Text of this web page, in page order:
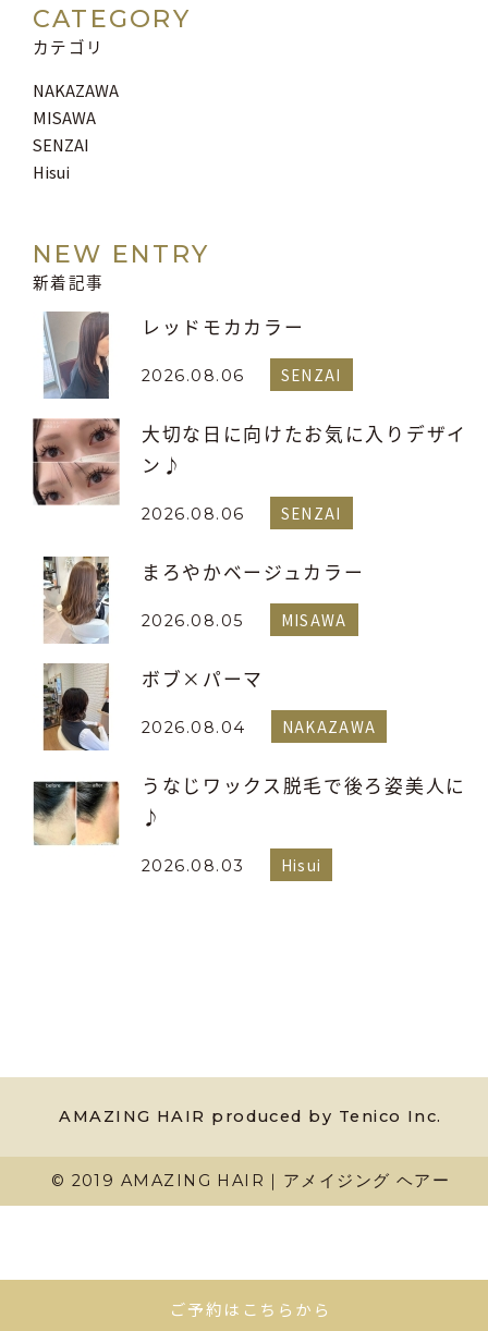
CATEGORY
カテゴリ
NAKAZAWA
MISAWA
SENZAI
Hisui
NEW ENTRY
新着記事
レッドモカカラー
2026.08.06 SENZAI
大切な日に向けたお気に入りデザイ
ン♪
2026.08.06 SENZAI
まろやかベージュカラー
2026.08.05 MISAWA
ボブ×パーマ
2026.08.04 NAKAZAWA
うなじワックス脱毛で後ろ姿美人に
♪
2026.08.03 Hisui
AMAZING HAIR produced by Tenico Inc.
© 2019 AMAZING HAIR｜アメイジング ヘアー
ご予約はこちらから